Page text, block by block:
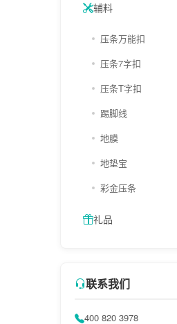
辅料
压条万能扣
压条7字扣
压条T字扣
踢脚线
地膜
地垫宝
彩金压条
礼品
联系我们
400 820 3978